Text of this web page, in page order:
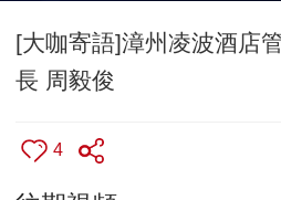
[大咖寄語]漳州凌波酒店
長 周毅俊
4